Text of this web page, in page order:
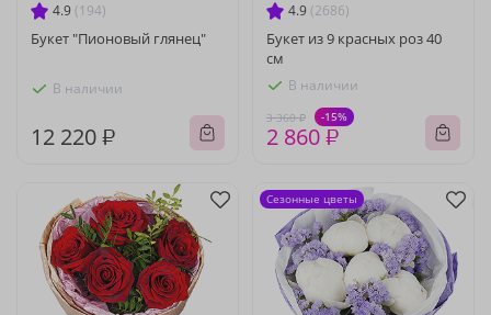
4.9 (194)
Букет "Пионовый глянец"
В наличии
12 220 ₽
4.9 (2686)
Букет из 9 красных роз 40
см
В наличии
3 360 ₽ -15%
2 860 ₽
Сезонные цветы